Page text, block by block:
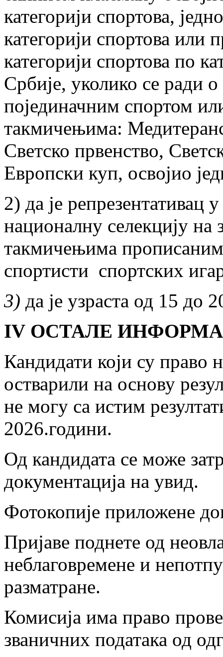
категорији спортова,
категорији спортова или
категорији спортова по
Србије, уколико се ради
појединачним спортом
такмичењима:
Светско првенство,
Европски куп, освојио
2) да је репрезентативац
националну селекцију на
такмичењима
спортисти спортских
3) да је узраста од 15 до
IV ОСТАЛЕ
Кандидати који су право
остварили на основу
не могу са истим
2026.години.
Од кандидата се може
документација на увид.
Фотокопије приложене
Пријаве поднете од
неблаговремене и
разматране.
Комисија има право
званичних података од